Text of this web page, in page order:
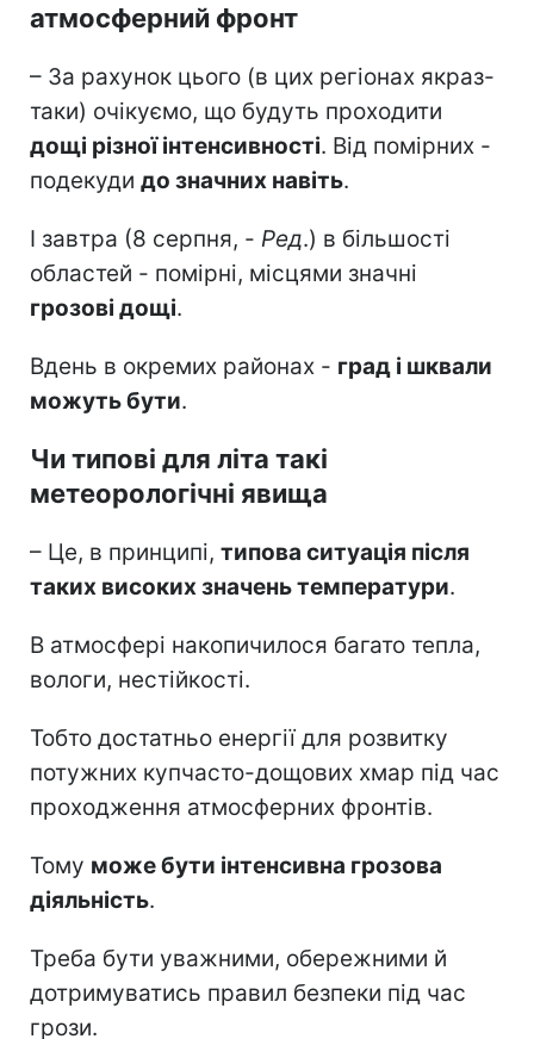
атмосферний фронт
– За рахунок цього (в цих регіонах якраз-
таки) очікуємо, що будуть проходити
дощі різної інтенсивності. Від помірних -
подекуди до значних навіть.
І завтра (8 серпня, - Ред.) в більшості
областей - помірні, місцями значні
грозові дощі.
Вдень в окремих районах - град і шквали
можуть бути.
Чи типові для літа такі
метеорологічні явища
– Це, в принципі, типова ситуація після
таких високих значень температури.
В атмосфері накопичилося багато тепла,
вологи, нестійкості.
Тобто достатньо енергії для розвитку
потужних купчасто-дощових хмар під час
проходження атмосферних фронтів.
Тому може бути інтенсивна грозова
діяльність.
Треба бути уважними, обережними й
дотримуватись правил безпеки під час
грози.